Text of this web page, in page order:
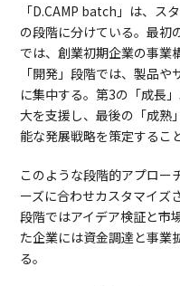
「D.CAMP batch」は、ス
の段階に分けている。最初
では、創業初期企業の事業
「開発」段階では、製品
に集中する。第3の「成長
大を支援し、最後の「成熟
能な発展戦略を策定するこ
このような段階的アプロー
ーズに合わせカスタマイズ
段階ではアイデア検証と市
た企業には資金調達と事業
る。